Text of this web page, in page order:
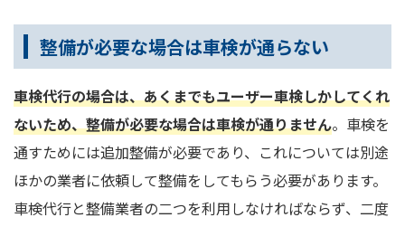
整備が必要な場合は車検が通らない
車検代行の場合は、あくまでもユーザー車検しかしてくれ
ないため、整備が必要な場合は車検が通りません。車検を
通すためには追加整備が必要であり、これについては別途
ほかの業者に依頼して整備をしてもらう必要があります。
車検代行と整備業者の二つを利用しなければならず、二度